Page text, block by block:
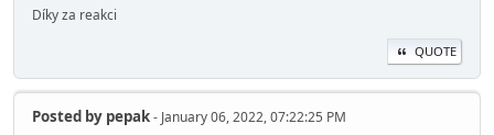
Díky za reakci
QUOTE
Posted by pepak- January 06, 2022, 07:22:25 PM